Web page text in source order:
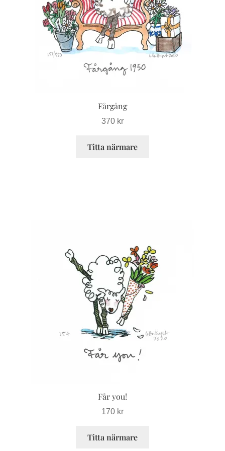
Fårgång
370 kr
Titta närmare
olika
alternativen
kan
väljas
på
produktsidan
Får you!
170 kr
Titta närmare
produkten
har
flera
varianter.
De
olika
alternativen
kan
väljas
på